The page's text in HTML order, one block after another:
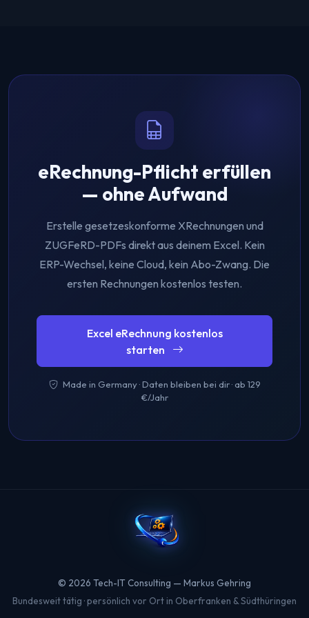
ohne Abo-Zwang.
eRechnung-Pflicht erfüllen
— ohne Aufwand
Erstelle gesetzeskonforme XRechnungen und
ZUGFeRD-PDFs direkt aus deinem Excel. Kein
ERP-Wechsel, keine Cloud, kein Abo-Zwang. Die
ersten Rechnungen kostenlos testen.
Excel eRechnung kostenlos
starten
Made in Germany · Daten bleiben bei dir · ab 129
€/Jahr
© 2026 Tech-IT Consulting — Markus Gehring
Bundesweit tätig · persönlich vor Ort in Oberfranken & Südthüringen